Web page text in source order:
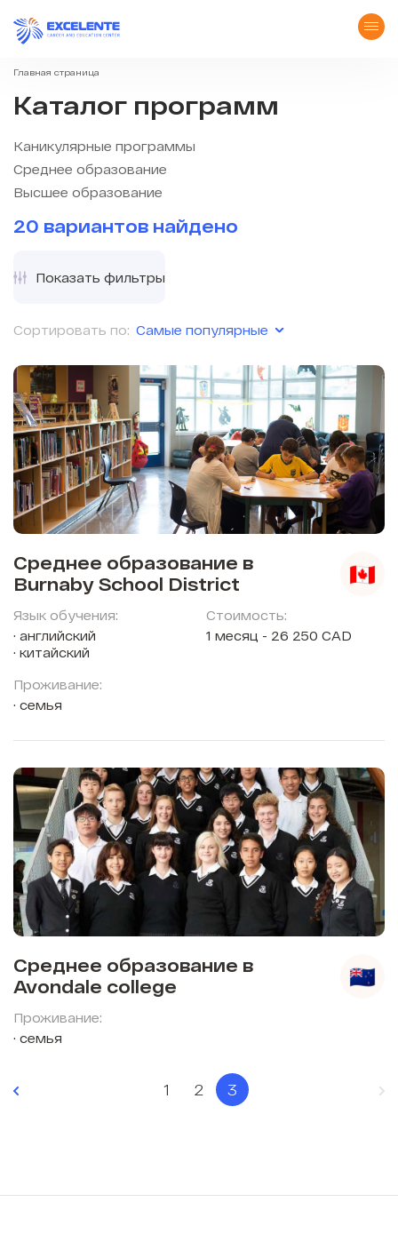
Главная страница
Каталог программ
Каникулярные программы
Среднее образование
Высшее образование
20 вариантов найдено
Сортировать по: Самые популярные
Показать фильтры
Среднее образование в
Burnaby School District
Язык обучения:
английский
китайский
Проживание:
семья
Стоимость:
1 месяц - 26 250 CAD
Среднее образование в
Avondale college
Проживание:
семья
1 2 3